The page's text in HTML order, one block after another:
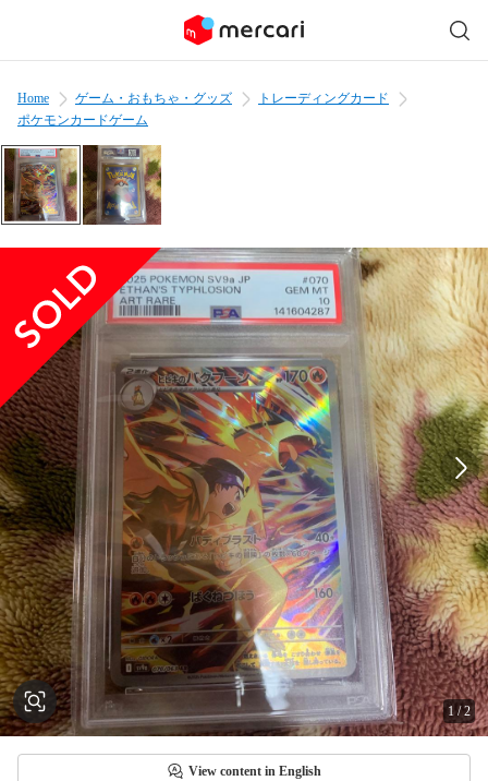
Home ゲーム・おもちゃ・グッズ
トレーディングカード
ポケモンカードゲーム
1 /2
View content in English